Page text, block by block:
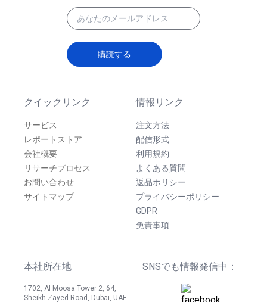
クイックリンク
サービス
レポートストア
会社概要
リサーチプロセス
お問い合わせ
サイトマップ
情報リンク
注文方法
配信形式
利用規約
よくある質問
返品ポリシー
プライバシーポリシー
GDPR
免責事項
本社所在地
1702, Al Moosa Tower 2, 64,
Sheikh Zayed Road, Dubai, UAE
SNSでも情報発信中：
購読する